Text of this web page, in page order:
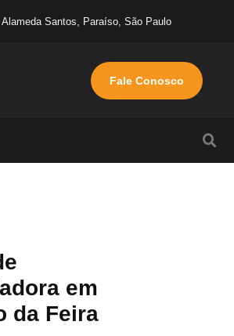
Alameda Santos, Paraíso, São Paulo
Fale Conosco
em
da Feira